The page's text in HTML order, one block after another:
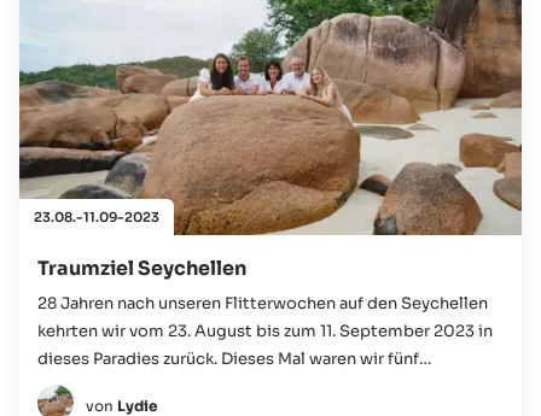
23.08.-11.09-2023
Traumziel Seychellen
28 Jahren nach unseren Flitterwochen auf den Seychellen
kehrten wir vom 23. August bis zum 11. September 2023 in
dieses Paradies zurück. Dieses Mal waren wir fünf
Erwachsene...
von Lydie